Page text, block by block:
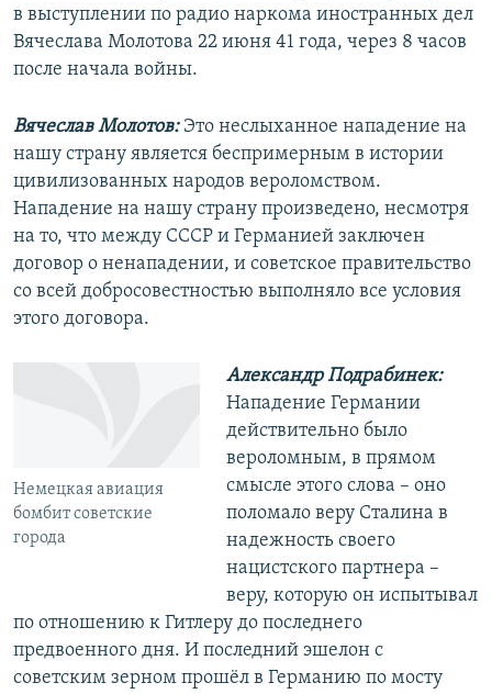
в выступлении по радио наркома иностранных дел
Вячеслава Молотова 22 июня 41 года, через 8 часов
после начала войны.
Вячеслав Молотов: Это неслыханное нападение на
нашу страну является беспримерным в истории
цивилизованных народов вероломством.
Нападение на нашу страну произведено, несмотря
на то, что между СССР и Германией заключен
договор о ненападении, и советское правительство
со всей добросовестностью выполняло все условия
этого договора.
Немецкая авиация
бомбит советские
города
Александр Подрабинек:
Нападение Германии
действительно было
вероломным, в прямом
смысле этого слова – оно
поломало веру Сталина в
надежность своего
нацистского партнера –
веру, которую он испытывал
по отношению к Гитлеру до последнего
предвоенного дня. И последний эшелон с
советским зерном прошёл в Германию по мосту